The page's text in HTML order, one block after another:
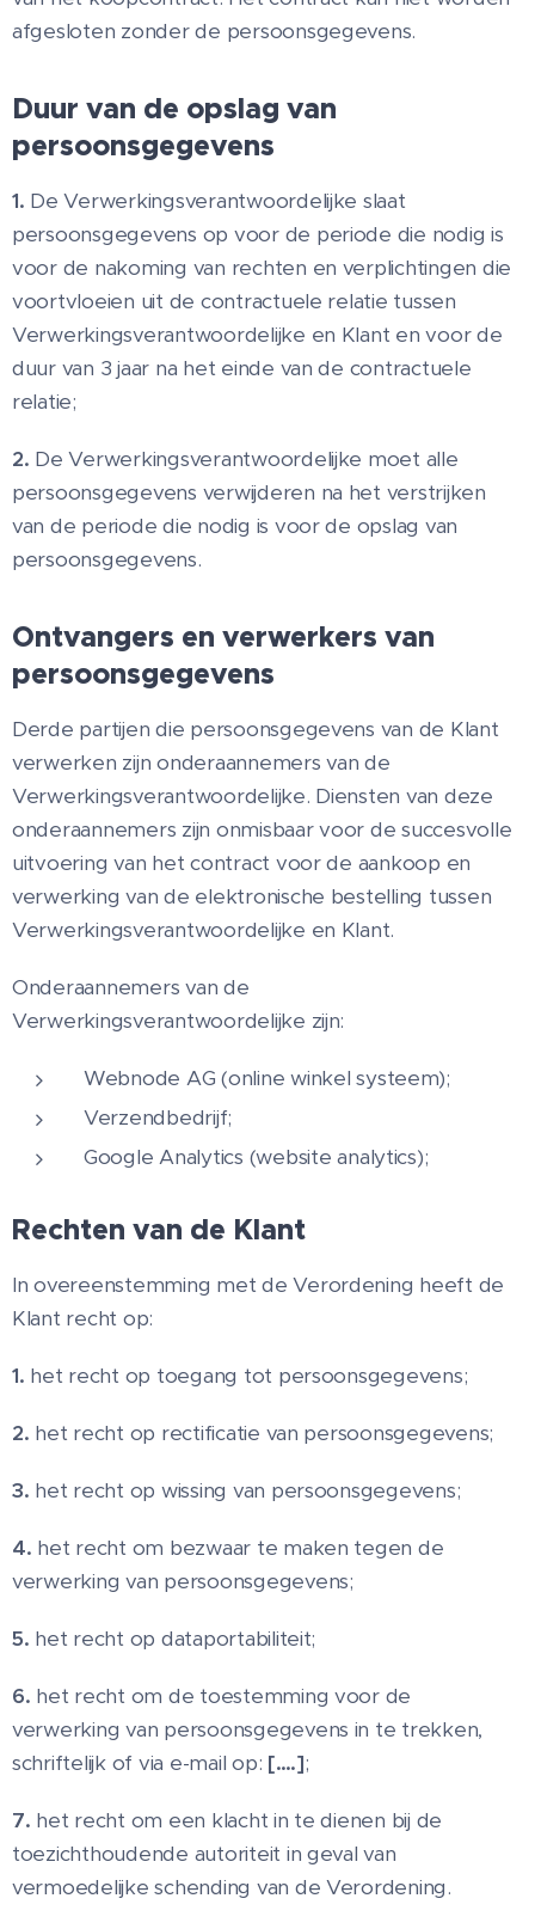
afgesloten zonder de persoonsgegevens.
Duur van de opslag van
persoonsgegevens
1. De Verwerkingsverantwoordelijke slaat
persoonsgegevens op voor de periode die nodig is
voor de nakoming van rechten en verplichtingen die
voortvloeien uit de contractuele relatie tussen
Verwerkingsverantwoordelijke en Klant en voor de
duur van 3 jaar na het einde van de contractuele
relatie;
2. De Verwerkingsverantwoordelijke moet alle
persoonsgegevens verwijderen na het verstrijken
van de periode die nodig is voor de opslag van
persoonsgegevens.
Ontvangers en verwerkers van
persoonsgegevens
Derde partijen die persoonsgegevens van de Klant
verwerken zijn onderaannemers van de
Verwerkingsverantwoordelijke. Diensten van deze
onderaannemers zijn onmisbaar voor de succesvolle
uitvoering van het contract voor de aankoop en
verwerking van de elektronische bestelling tussen
Verwerkingsverantwoordelijke en Klant.
Onderaannemers van de
Verwerkingsverantwoordelijke zijn:
Webnode AG (online winkel systeem);
Verzendbedrijf;
Google Analytics (website analytics);
Rechten van de Klant
In overeenstemming met de Verordening heeft de
Klant recht op:
1. het recht op toegang tot persoonsgegevens;
2. het recht op rectificatie van persoonsgegevens;
3. het recht op wissing van persoonsgegevens;
4. het recht om bezwaar te maken tegen de
verwerking van persoonsgegevens;
5. het recht op dataportabiliteit;
6. het recht om de toestemming voor de
verwerking van persoonsgegevens in te trekken,
schriftelijk of via e-mail op: [….];
7. het recht om een klacht in te dienen bij de
toezichthoudende autoriteit in geval van
vermoedelijke schending van de Verordening.